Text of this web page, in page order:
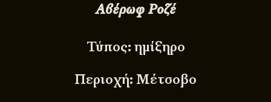
Aβέρωφ Ροζέ
Τύπος: ημίξηρο
Περιοχή: Μέτσοβο